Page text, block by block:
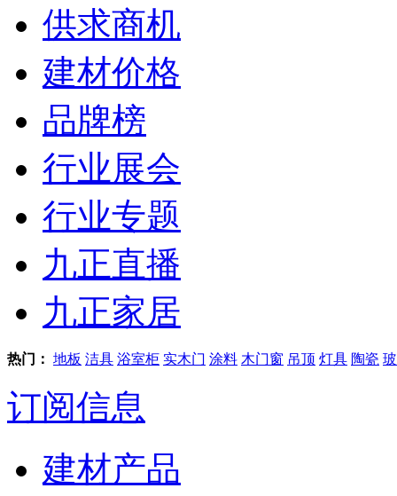
供求商机
建材价格
品牌榜
行业展会
行业专题
九正直播
九正家居
热门： 地板 洁具 浴室柜 实木门 涂料 木门窗 吊顶 灯具 陶瓷
订阅信息
建材产品